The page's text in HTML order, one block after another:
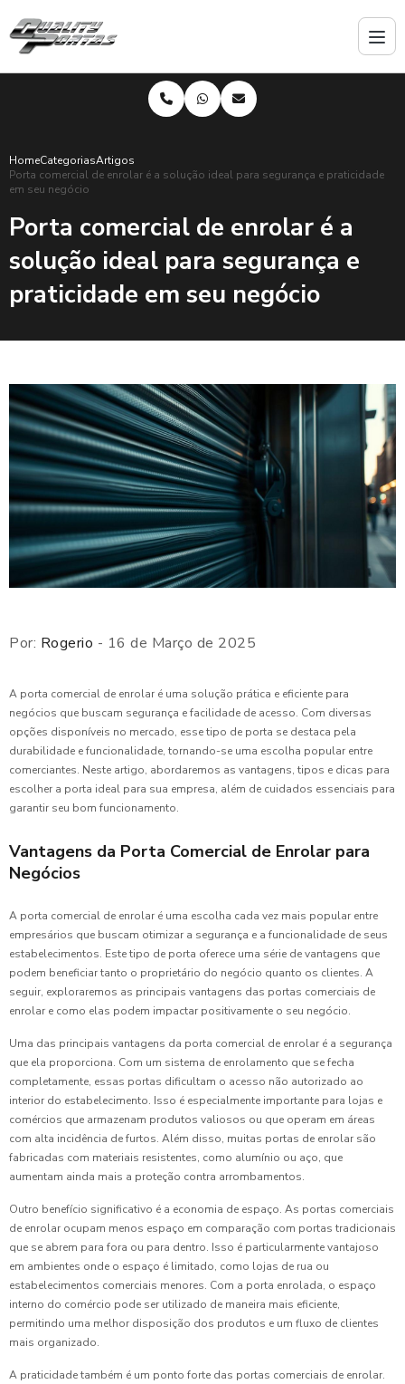
HomeCategoriasArtigos
Porta comercial de enrolar é a solução ideal para segurança e praticidade
em seu negócio
Porta comercial de enrolar é a
solução ideal para segurança e
praticidade em seu negócio
Por: Rogerio - 16 de Março de 2025
A porta comercial de enrolar é uma solução prática e eficiente para
negócios que buscam segurança e facilidade de acesso. Com diversas
opções disponíveis no mercado, esse tipo de porta se destaca pela
durabilidade e funcionalidade, tornando-se uma escolha popular entre
comerciantes. Neste artigo, abordaremos as vantagens, tipos e dicas para
escolher a porta ideal para sua empresa, além de cuidados essenciais para
garantir seu bom funcionamento.
Vantagens da Porta Comercial de Enrolar para
Negócios
A porta comercial de enrolar é uma escolha cada vez mais popular entre
empresários que buscam otimizar a segurança e a funcionalidade de seus
estabelecimentos. Este tipo de porta oferece uma série de vantagens que
podem beneficiar tanto o proprietário do negócio quanto os clientes. A
seguir, exploraremos as principais vantagens das portas comerciais de
enrolar e como elas podem impactar positivamente o seu negócio.
Uma das principais vantagens da porta comercial de enrolar é a segurança
que ela proporciona. Com um sistema de enrolamento que se fecha
completamente, essas portas dificultam o acesso não autorizado ao
interior do estabelecimento. Isso é especialmente importante para lojas e
comércios que armazenam produtos valiosos ou que operam em áreas
com alta incidência de furtos. Além disso, muitas portas de enrolar são
fabricadas com materiais resistentes, como alumínio ou aço, que
aumentam ainda mais a proteção contra arrombamentos.
Outro benefício significativo é a economia de espaço. As portas comerciais
de enrolar ocupam menos espaço em comparação com portas tradicionais
que se abrem para fora ou para dentro. Isso é particularmente vantajoso
em ambientes onde o espaço é limitado, como lojas de rua ou
estabelecimentos comerciais menores. Com a porta enrolada, o espaço
interno do comércio pode ser utilizado de maneira mais eficiente,
permitindo uma melhor disposição dos produtos e um fluxo de clientes
mais organizado.
A praticidade também é um ponto forte das portas comerciais de enrolar.